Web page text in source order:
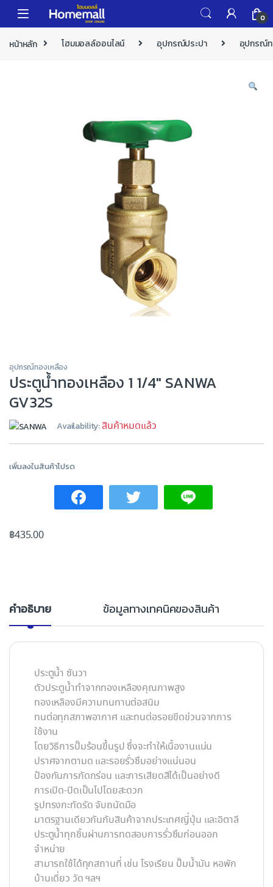
Skip to navigation
Skip to content
0
หน้าหลัก โฮมมอลล์ออนไลน์ อุปกรณ์ประปา อุปกรณ์ท
อุปกรณ์ทองเหลือง
ประตูน้ำทองเหลือง 1 1/4″ SANWA
GV32S
Availability:สินค้าหมดแล้ว
เพิ่มลงในสินค้าโปรด
฿435.00
คำอธิบาย ข้อมูลทางเทคนิคของสินค้า
ประตูน้ำ ซันวา
ตัวประตูน้ำทำจากทองเหลืองคุณภาพสูง
ทองเหลืองมีความทนทานต่อสนิม
ทนต่อทุกสภาพอากาศ และทนต่อรอยขีดข่วนจากการ
ใช้งาน
โดยวิธีการปั๊มร้อนขึ้นรูป ซึ่งจะทำให้เนื้องานแน่น
ปราศจากตามด และรอยรั่วซึมอย่างแน่นอน
ป้องกันการกัดกร่อน และการเสียดสีได้เป็นอย่างดี
การเปิด-ปิดเป็นไปโดยสะดวก
รูปทรงกะทัดรัด จับถนัดมือ
มาตรฐานเดียวกันกับสินค้าจากประเทศญี่ปุ่น และอิตาลี
ประตูน้ำทุกชิ้นผ่านการทดสอบการรั่วซึมก่อนออก
จำหน่าย
สามารถใช้ได้ทุกสถานที่ เช่น โรงเรียน ปั๊มน้ำมัน หอพัก
บ้านเดี่ยว วัด ฯลฯ